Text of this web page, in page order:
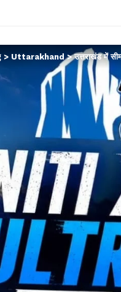
> Uttarakhand >उत्तराखंड में